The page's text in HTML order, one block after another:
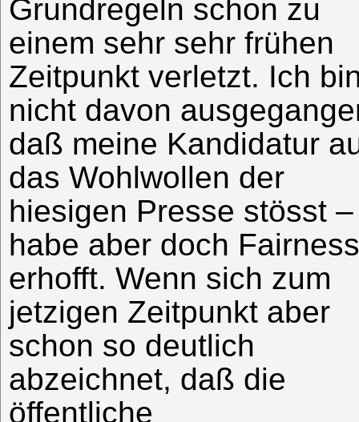
Grundregeln schon zu
einem sehr sehr frühen
Zeitpunkt verletzt. Ich
nicht davon
daß meine Kandidatur
das Wohlwollen der
hiesigen Presse stösst –
habe aber doch Fairness
erhofft. Wenn sich zum
jetzigen Zeitpunkt aber
schon so deutlich
abzeichnet, daß die
öffentliche